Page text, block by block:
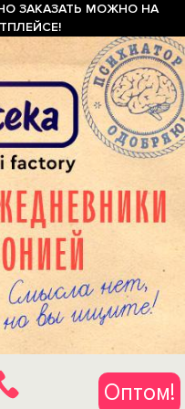
ЗАКАЗАТЬ МОЖНО НА
Оптом!